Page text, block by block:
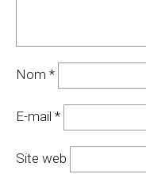
Nom *
E-mail *
Site web